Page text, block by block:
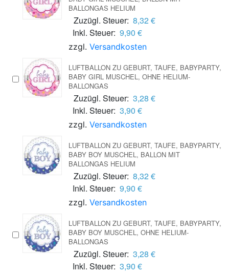
BALLONGAS HELIUM
Zuzügl. Steuer: 8,32 €
Inkl. Steuer: 9,90 €
zzgl. Versandkosten
LUFTBALLON ZU GEBURT, TAUFE, BABYPARTY,
BABY GIRL MUSCHEL, OHNE HELIUM-
BALLONGAS
Zuzügl. Steuer: 3,28 €
Inkl. Steuer: 3,90 €
zzgl. Versandkosten
LUFTBALLON ZU GEBURT, TAUFE, BABYPARTY,
BABY BOY MUSCHEL, BALLON MIT
BALLONGAS HELIUM
Zuzügl. Steuer: 8,32 €
Inkl. Steuer: 9,90 €
zzgl. Versandkosten
LUFTBALLON ZU GEBURT, TAUFE, BABYPARTY,
BABY BOY MUSCHEL, OHNE HELIUM-
BALLONGAS
Zuzügl. Steuer: 3,28 €
Inkl. Steuer: 3,90 €